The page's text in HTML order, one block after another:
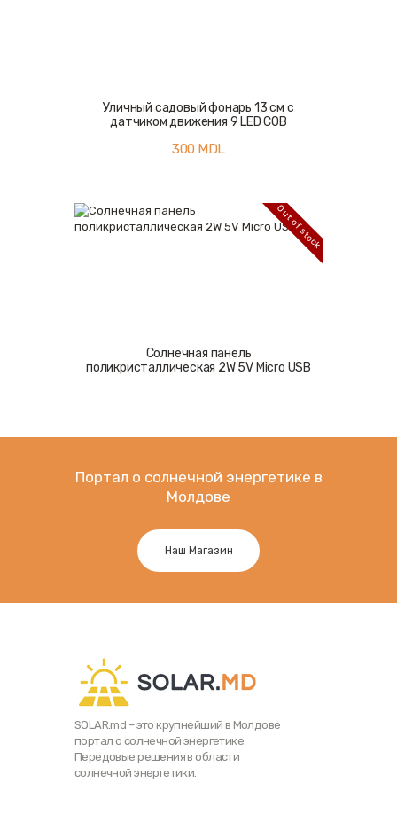
Уличный садовый фонарь 13 см с
датчиком движения 9 LED COB
300 MDL
Out of stock
Солнечная панель
поликристаллическая 2W 5V Micro USB
Портал о солнечной энергетике в
Молдове
Наш Магазин
SOLAR.md – это крупнейший в Молдове
портал о солнечной энергетике.
Передовые решения в области
солнечной энергетики.